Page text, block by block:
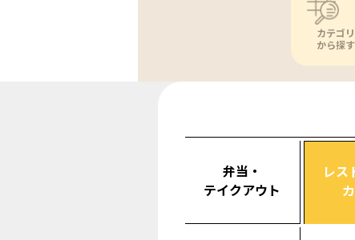
カテゴリ
から探す
弁当・
テイクアウト
レス